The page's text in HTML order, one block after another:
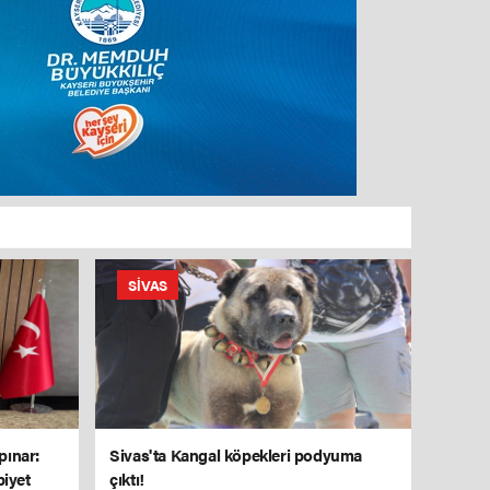
SIVAS
Sivas'ta Kangal köpekleri podyuma
çıktı!